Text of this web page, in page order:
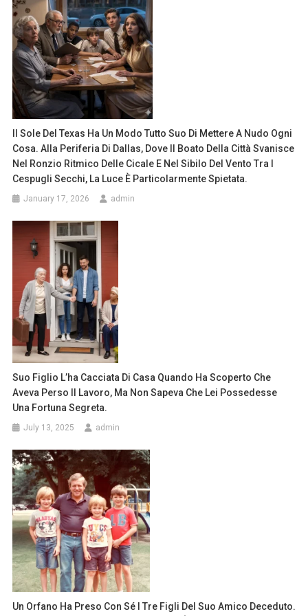
Il Sole Del Texas Ha Un Modo Tutto Suo Di Mettere A Nudo Ogni
Cosa. Alla Periferia Di Dallas, Dove Il Boato Della Città Svanisce
Nel Ronzio Ritmico Delle Cicale E Nel Sibilo Del Vento Tra I
Cespugli Secchi, La Luce È Particolarmente Spietata.
January 17, 2026 admin
Suo Figlio L’ha Cacciata Di Casa Quando Ha Scoperto Che
Aveva Perso Il Lavoro, Ma Non Sapeva Che Lei Possedesse
Una Fortuna Segreta.
July 13, 2025 admin
Un Orfano Ha Preso Con Sé I Tre Figli Del Suo Amico Deceduto.